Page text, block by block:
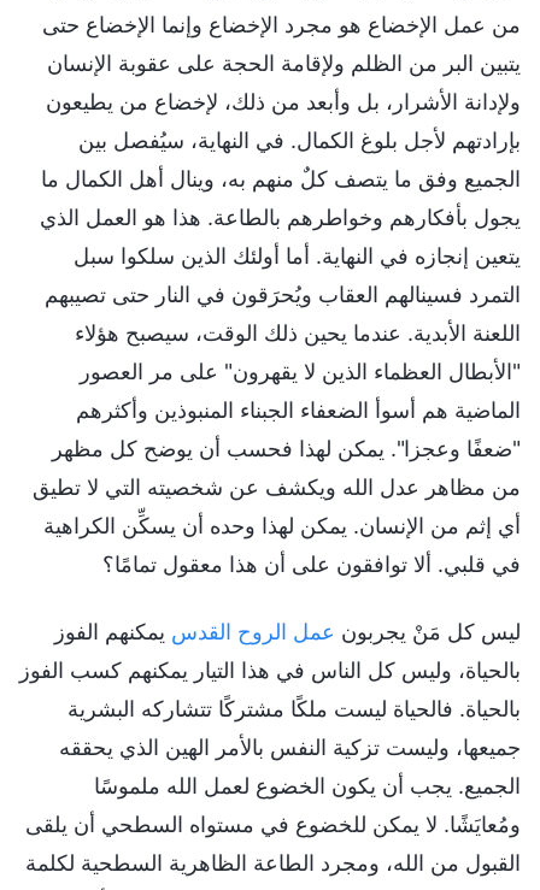
من عمل الإخضاع هو مجرد الإخضاع وإنما الإخضاع حتى
يتبين البر من الظلم ولإقامة الحجة على عقوبة الإنسان
ولإدانة الأشرار، بل وأبعد من ذلك، لإخضاع من يطيعون
بإرادتهم لأجل بلوغ الكمال. في النهاية، سيُفصل بين
الجميع وفق ما يتصف كلٌ منهم به، وينال أهل الكمال ما
يجول بأفكارهم وخواطرهم بالطاعة. هذا هو العمل الذي
يتعين إنجازه في النهاية. أما أولئك الذين سلكوا سبل
التمرد فسينالهم العقاب ويُحرَقون في النار حتى تصيبهم
اللعنة الأبدية. عندما يحين ذلك الوقت، سيصبح هؤلاء
"الأبطال العظماء الذين لا يقهرون" على مر العصور
الماضية هم أسوأ الضعفاء الجبناء المنبوذين وأكثرهم
"ضعفًا وعجزا". يمكن لهذا فحسب أن يوضح كل مظهر
من مظاهر عدل الله ويكشف عن شخصيته التي لا تطيق
أي إثم من الإنسان. يمكن لهذا وحده أن يسكِّن الكراهية
في قلبي. ألا توافقون على أن هذا معقول تمامًا؟
ليس كل مَنْ يجربون عمل الروح القدس يمكنهم الفوز
بالحياة، وليس كل الناس في هذا التيار يمكنهم كسب الفوز
بالحياة. فالحياة ليست ملكًا مشتركًا تتشاركه البشرية
جميعها، وليست تزكية النفس بالأمر الهين الذي يحققه
الجميع. يجب أن يكون الخضوع لعمل الله ملموسًا
ومُعايَشًا. لا يمكن للخضوع في مستواه السطحي أن يلقى
القبول من الله، ومجرد الطاعة الظاهرية السطحية لكلمة